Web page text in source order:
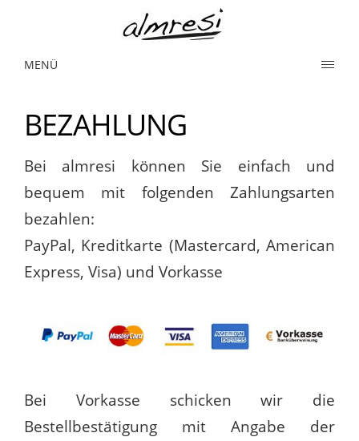
MENÜ
BEZAHLUNG
Bei almresi können Sie einfach und
bequem mit folgenden Zahlungsarten
bezahlen:
PayPal, Kreditkarte (Mastercard, American
Express, Visa) und Vorkasse
Bei Vorkasse schicken wir die
Bestellbestätigung mit Angabe der